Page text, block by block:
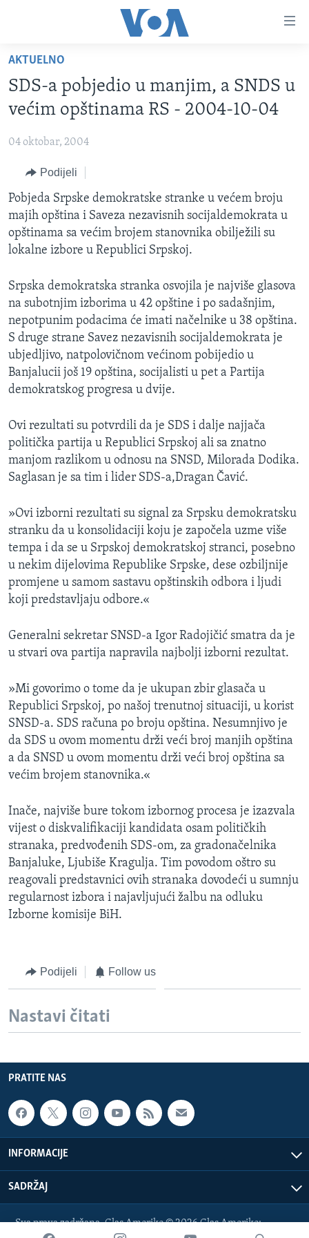
glavni
sadržaj
na
glavnu
pretragu
VIDEO
FOTOGRAFIJE DANA
VIJESTI
SJEDINJENE AMERIČKE DRŽAVE
BOSNA I HERCEGOVINA
SVIJET
NAUKA I TEHNOLOGIJA
SPECIJALNI PROJEKTI
KORUPCIJA
SLOBODA MEDIJA
IZBJEGLIČKA STRANA
MAGAZIN
O GLASU AMERIKE
Learning English
PRATITE NAS
Jezici
AKTUELNO
SDS-a pobjedio u manjim, a SNDS u
većim opštinama RS - 2004-10-04
04 oktobar, 2004
Podijeli
Pobjeda Srpske demokratske stranke u većem broju
majih opština i Saveza nezavisnih socijaldemokrata u
opštinama sa većim brojem stanovnika obilježili su
lokalne izbore u Republici Srpskoj.
Srpska demokratska stranka osvojila je najviše glasova
na subotnjim izborima u 42 opštine i po sadašnjim,
nepotpunim podacima će imati načelnike u 38 opština.
S druge strane Savez nezavisnih socijaldemokrata je
ubjedljivo, natpolovičnom većinom pobijedio u
Banjalucii još 19 opština, socijalisti u pet a Partija
demokratskog progresa u dvije.
Ovi rezultati su potvrdili da je SDS i dalje najjača
politička partija u Republici Srpskoj ali sa znatno
manjom razlikom u odnosu na SNSD, Milorada Dodika.
Saglasan je sa tim i lider SDS-a,Dragan Čavić.
»Ovi izborni rezultati su signal za Srpsku demokratsku
stranku da u konsolidaciji koju je započela uzme više
tempa i da se u Srpskoj demokratskoj stranci, posebno
u nekim dijelovima Republike Srpske, dese ozbiljnije
promjene u samom sastavu opštinskih odbora i ljudi
koji predstavljaju odbore.«
Generalni sekretar SNSD-a Igor Radojičić smatra da je
u stvari ova partija napravila najbolji izborni rezultat.
»Mi govorimo o tome da je ukupan zbir glasača u
Republici Srpskoj, po našoj trenutnoj situaciji, u korist
SNSD-a. SDS računa po broju opština. Nesumnjivo je
da SDS u ovom momentu drži veći broj manjih opština
a da SNSD u ovom momentu drži veći broj opština sa
većim brojem stanovnika.«
Inače, najviše bure tokom izbornog procesa je izazvala
vijest o diskvalifikaciji kandidata osam političkih
stranaka, predvođenih SDS-om, za gradonačelnika
Banjaluke, Ljubiše Kragulja. Tim povodom oštro su
reagovali predstavnici ovih stranaka dovodeći u sumnju
regularnost izbora i najavljujući žalbu na odluku
Izborne komisije BiH.
Podijeli Follow us
Nastavi čitati
PRATITE NAS
INFORMACIJE
SADRŽAJ
Sva prava zadržana. Glas Amerike © 2026 Glas Amerike: